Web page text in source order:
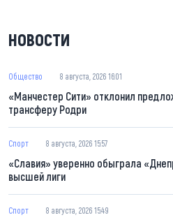
НОВОСТИ
Общество 8 августа, 2026 16:01
«Манчестер Сити» отклонил
трансферу Родри
Спорт 8 августа, 2026 15:57
«Славия» уверенно обыграла
высшей лиги
Спорт 8 августа, 2026 15:49